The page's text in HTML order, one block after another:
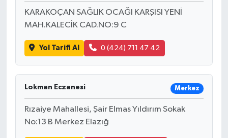
KARAKOÇAN SAĞLIK OCAĞI KARŞISI YENİ
MAH.KALECİK CAD.NO:9 C
Yol Tarifi Al 0 (424) 711 47 42
Lokman Eczanesi Merkez
Rızaiye Mahallesi, Şair Elmas Yıldırım Sokak
No:13 B Merkez Elazığ